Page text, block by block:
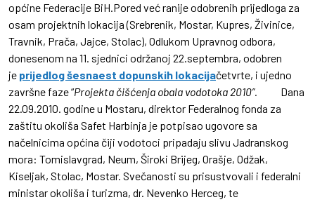
općine Federacije BiH.Pored već ranije odobrenih prijedloga za
osam projektnih lokacija (Srebrenik, Mostar, Kupres, Živinice,
Travnik, Prača, Jajce, Stolac), Odlukom Upravnog odbora,
donesenom na 11. sjednici održanoj 22.septembra, odobren
je prijedlog šesnaest dopunskih lokacijačetvrte, i ujedno
završne faze “Projekta čišćenja obala vodotoka 2010”. Dana
22.09.2010. godine u Mostaru, direktor Federalnog fonda za
zaštitu okoliša Safet Harbinja je potpisao ugovore sa
načelnicima općina čiji vodotoci pripadaju slivu Jadranskog
mora: Tomislavgrad, Neum, Široki Brijeg, Orašje, Odžak,
Kiseljak, Stolac, Mostar. Svečanosti su prisustvovali i federalni
ministar okoliša i turizma, dr. Nevenko Herceg, te